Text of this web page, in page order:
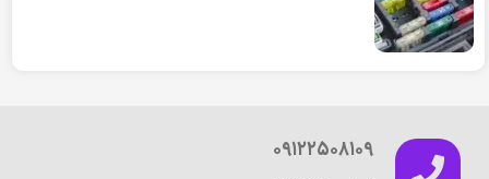
۰۹۱۲۲۵۰۸۱۰۹